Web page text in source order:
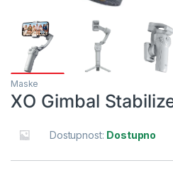
Maske
XO Gimbal
Dostupnost: Dostupno